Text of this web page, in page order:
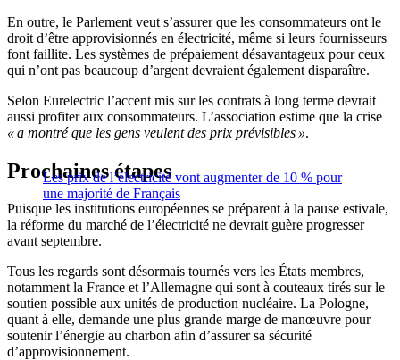
En outre, le Parlement veut s’assurer que les consommateurs ont le
droit d’être approvisionnés en électricité, même si leurs fournisseurs
font faillite. Les systèmes de prépaiement désavantageux pour ceux
qui n’ont pas beaucoup d’argent devraient également disparaître.
Selon Eurelectric l’accent mis sur les contrats à long terme devrait
aussi profiter aux consommateurs. L’association estime que la crise
« a montré que les gens veulent des prix prévisibles ».
Les prix de l’électricité vont augmenter de 10 % pour
une majorité de Français
Prochaines étapes
Puisque les institutions européennes se préparent à la pause estivale,
la réforme du marché de l’électricité ne devrait guère progresser
avant septembre.
Tous les regards sont désormais tournés vers les États membres,
notamment la France et l’Allemagne qui sont à couteaux tirés sur le
soutien possible aux unités de production nucléaire. La Pologne,
quant à elle, demande une plus grande marge de manœuvre pour
soutenir l’énergie au charbon afin d’assurer sa sécurité
d’approvisionnement.